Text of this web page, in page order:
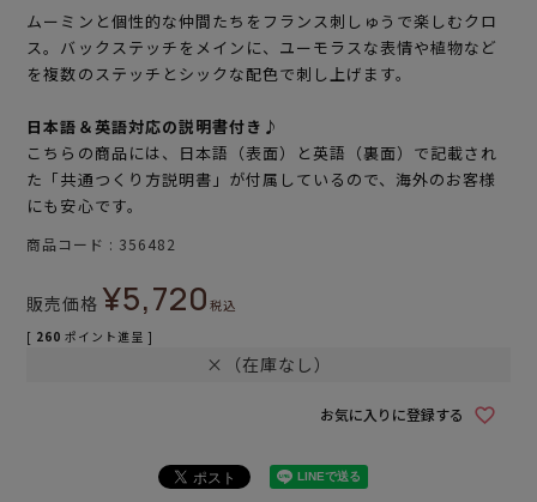
ムーミンと個性的な仲間たちをフランス刺しゅうで楽しむクロ
ス。バックステッチをメインに、ユーモラスな表情や植物など
を複数のステッチとシックな配色で刺し上げます。
日本語＆英語対応の説明書付き♪
こちらの商品には、日本語（表面）と英語（裏面）で記載され
た「共通つくり方説明書」が付属しているので、海外のお客様
にも安心です。
商品コード 356482
販売価格 ¥5,720税込
[ 260 ポイント進呈 ]
×（在庫なし）
お気に入りに登録する